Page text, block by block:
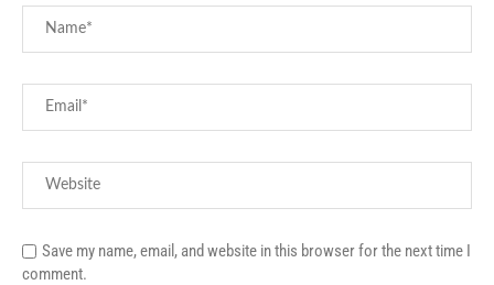
Save my name, email, and website in this browser for the next time I
comment.